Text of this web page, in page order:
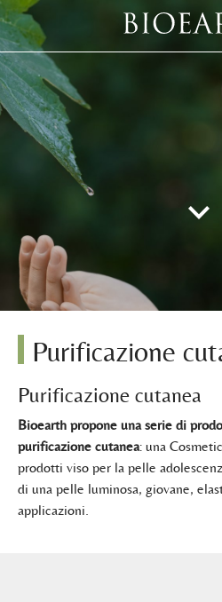
Purificazione
Purificazione cutanea
Bioearth propone una serie di
purificazione cutanea: una
prodotti viso per la pelle
di una pelle luminosa, giovane,
applicazioni.